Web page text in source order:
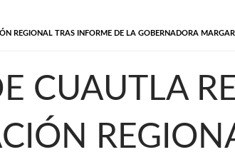
REGIONAL TRAS INFORME DE LA GOBERNADORA
CUAUTLA